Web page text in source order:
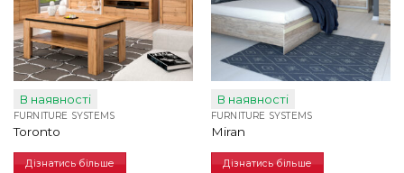
В наявності
FURNITURE SYSTEMS
Toronto
Дізнатись більше
В наявності
FURNITURE SYSTEMS
Miran
Дізнатись більше